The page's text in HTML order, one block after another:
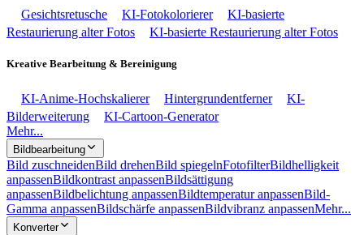
Gesichtsretusche KI-Fotokolorierer
KI-basierte
Restaurierung alter Fotos
KI-basierte Restaurierung alter Fotos
Kreative Bearbeitung & Bereinigung
KI-Anime-Hochskalierer Hintergrundentferner
KI-
Bilderweiterung
KI-Cartoon-Generator
Mehr...
Bildbearbeitung
Bild zuschneidenBild drehenBild spiegelnFotofilterBildhelligkeit
anpassenBildkontrast anpassenBildsättigung
anpassenBildbelichtung anpassenBildtemperatur anpassenBild-
Gamma anpassenBildschärfe anpassenBildvibranz anpassenMehr...
Konverter